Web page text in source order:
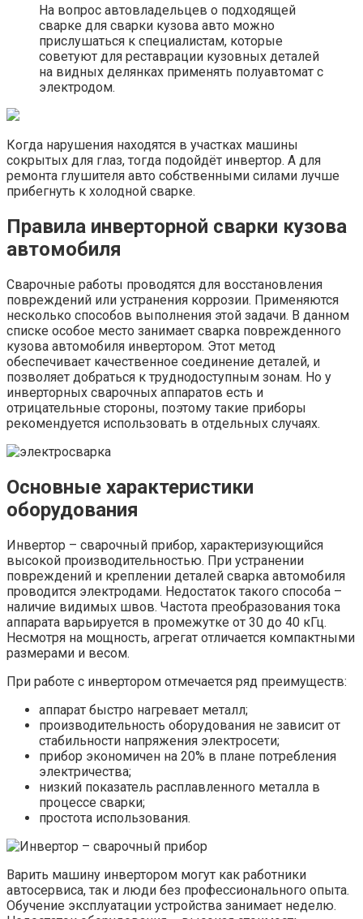
На вопрос автовладельцев о подходящей
сварке для сварки кузова авто можно
прислушаться к специалистам, которые
советуют для реставрации кузовных деталей
на видных делянках применять полуавтомат с
электродом.
Когда нарушения находятся в участках машины
сокрытых для глаз, тогда подойдёт инвертор. А для
ремонта глушителя авто собственными силами лучше
прибегнуть к холодной сварке.
Правила инверторной сварки кузова
автомобиля
Сварочные работы проводятся для восстановления
повреждений или устранения коррозии. Применяются
несколько способов выполнения этой задачи. В данном
списке особое место занимает сварка поврежденного
кузова автомобиля инвертором. Этот метод
обеспечивает качественное соединение деталей, и
позволяет добраться к труднодоступным зонам. Но у
инверторных сварочных аппаратов есть и
отрицательные стороны, поэтому такие приборы
рекомендуется использовать в отдельных случаях.
Основные характеристики
оборудования
Инвертор – сварочный прибор, характеризующийся
высокой производительностью. При устранении
повреждений и креплении деталей сварка автомобиля
проводится электродами. Недостаток такого способа –
наличие видимых швов. Частота преобразования тока
аппарата варьируется в промежутке от 30 до 40 кГц.
Несмотря на мощность, агрегат отличается компактными
размерами и весом.
При работе с инвертором отмечается ряд преимуществ:
аппарат быстро нагревает металл;
производительность оборудования не зависит от
стабильности напряжения электросети;
прибор экономичен на 20% в плане потребления
электричества;
низкий показатель расплавленного металла в
процессе сварки;
простота использования.
Варить машину инвертором могут как работники
автосервиса, так и люди без профессионального опыта.
Обучение эксплуатации устройства занимает неделю.